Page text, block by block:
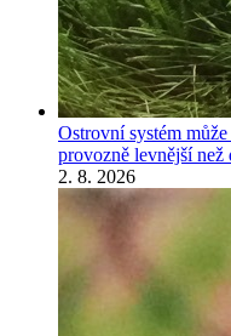
Ostrovní systém
provozně levnější
2. 8. 2026